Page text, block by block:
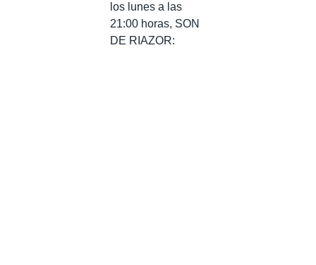
los lunes a las
21:00 horas, SON
DE RIAZOR: